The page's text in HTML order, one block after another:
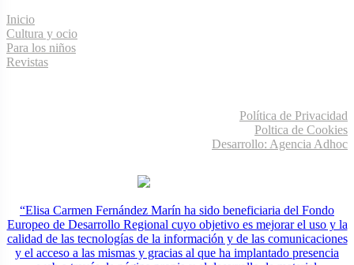
Inicio
Cultura y ocio
Para los niños
Revistas
Política de Privacidad
Poltica de Cookies
Desarrollo: Agencia Adhoc
“Elisa Carmen Fernández Marín ha sido beneficiaria del Fondo
Europeo de Desarrollo Regional cuyo objetivo es mejorar el uso y la
calidad de las tecnologías de la información y de las comunicaciones
y el acceso a las mismas y gracias al que ha implantado presencia